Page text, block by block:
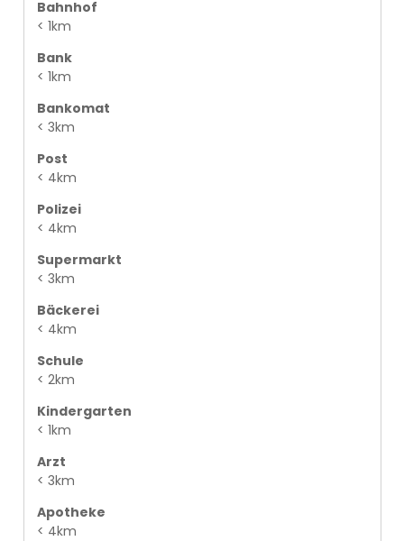
Bahnhof
< 1km
Bank
< 1km
Bankomat
< 3km
Post
< 4km
Polizei
< 4km
Supermarkt
< 3km
Bäckerei
< 4km
Schule
< 2km
Kindergarten
< 1km
Arzt
< 3km
Apotheke
< 4km